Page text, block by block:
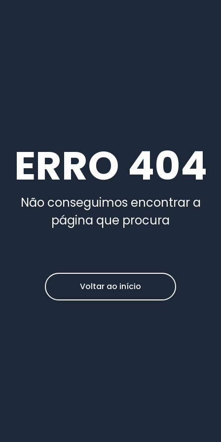
ERRO 404
Não conseguimos encontrar a
página que procura
Voltar ao início